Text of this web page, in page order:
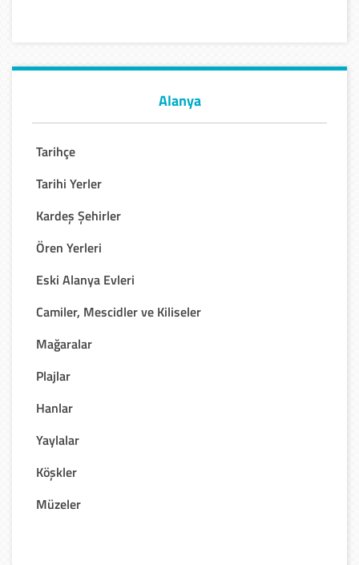
Alanya
Tarihçe
Tarihi Yerler
Kardeş Şehirler
Ören Yerleri
Eski Alanya Evleri
Camiler, Mescidler ve Kiliseler
Mağaralar
Plajlar
Hanlar
Yaylalar
Köşkler
Müzeler